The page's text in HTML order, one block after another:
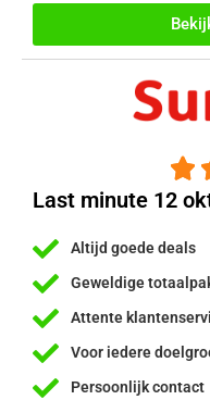

Last minute 12
Altijd goede deals
Geweldige
Attente
Voor iedere
Persoonlijk contact